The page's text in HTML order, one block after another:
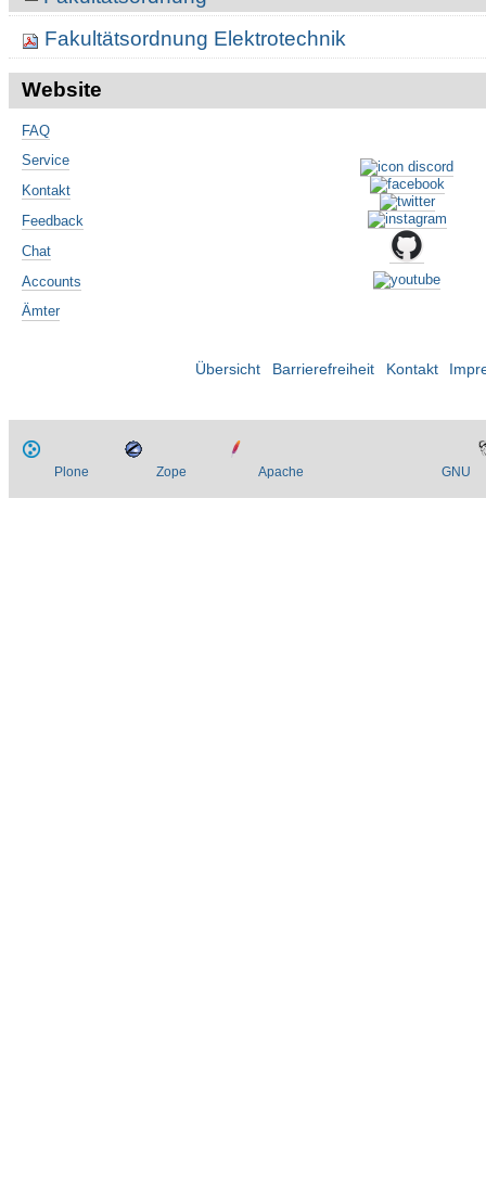
Fakultätsordnung Elektrotechnik
Website
FAQ
Service
Kontakt
Feedback
Chat
Accounts
Ämter
Übersicht Barrierefreiheit Kontakt
Plone Zope Apache GNU